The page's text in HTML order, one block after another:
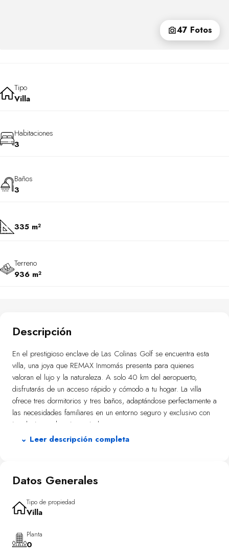
47 Fotos
Tipo
Villa
Habitaciones
3
Baños
3
335 m²
Terreno
936 m²
Descripción
En el prestigioso enclave de Las Colinas Golf se encuentra esta
villa, una joya que REMAX Inmomás presenta para quienes
valoran el lujo y la naturaleza. A solo 40 km del aeropuerto,
disfrutarás de un acceso rápido y cómodo a tu hogar. La villa
ofrece tres dormitorios y tres baños, adaptándose perfectamente a
las necesidades familiares en un entorno seguro y exclusivo con
instalaciones de primer nivel.
El diseño exterior de la villa está pensado para aprovechar al
jardín privado y la terraza son ideales para relajarse o recibir
disfrutar del sol mientras contemplas las vistas naturales. Un
garaje completa el conjunto, asegurando comodidad y seguridad
La elegancia moderna define cada rincón del interior de esta villa.
⌄ Leer descripción completa
Datos Generales
Tipo de propiedad
Villa
Planta
0